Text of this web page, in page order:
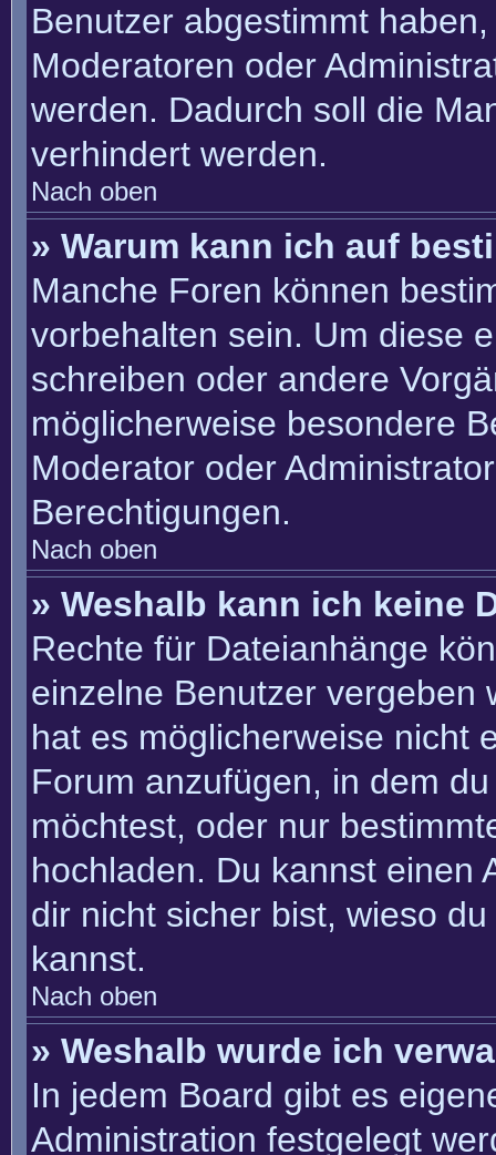
Benutzer abgestimmt
Moderatoren oder
werden. Dadurch soll die
verhindert werden.
Nach oben
» Warum kann ich auf
Manche Foren können
vorbehalten sein. Um diese
schreiben oder andere
möglicherweise besondere
Moderator oder
Berechtigungen.
Nach oben
» Weshalb kann ich keine
Rechte für Dateianhänge
einzelne Benutzer vergeben
hat es möglicherweise nicht
Forum anzufügen, in dem
möchtest, oder nur
hochladen. Du kannst einen
dir nicht sicher bist, wieso
kannst.
Nach oben
» Weshalb wurde ich
In jedem Board gibt es
Administration festgelegt